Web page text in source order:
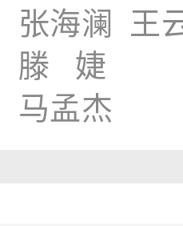
张海澜 王
滕 婕
马孟杰